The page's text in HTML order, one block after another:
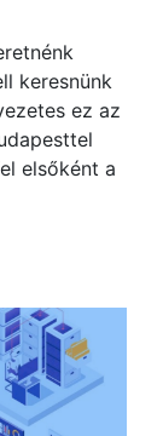
keresnünk
ez az
elsőként a